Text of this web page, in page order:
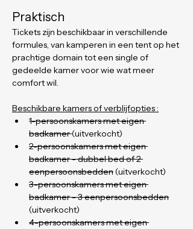
Praktisch
Tickets zijn beschikbaar in verschillende
formules, van kamperen in een tent op het
prachtige domain tot een single of
gedeelde kamer voor wie wat meer
comfort wil.
Beschikbare kamers of verblijfopties :
1-persoonskamers met eigen
badkamer (uitverkocht)
2-persoonskamers met eigen
badkamer - dubbel bed of 2
eenpersoonsbedden (uitverkocht)
3-persoonskamers met eigen
badkamer - 3 eenpersoonsbedden
(uitverkocht)
4-persoonskamers met eigen